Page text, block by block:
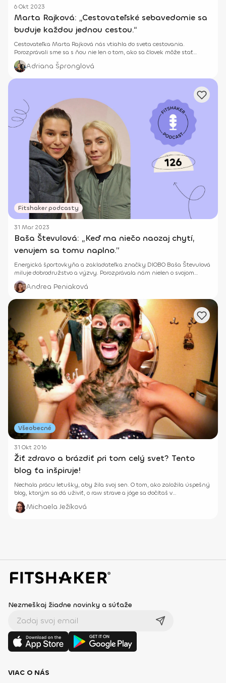
6 Okt 2023
Marta Rajková: „Cestovateľské sebavedomie sa
buduje každou jednou cestou.“
Cestovateľka Marta Rajková nás vtiahla do sveta cestovania.
Porozprávali sme sa s ňou nie len o tom, ako sa človek môže stať
cestovateľom, ale aj ako sa buduje cestovateľské sebavedomie?
Dozvieš sa aj to, aké je to cestovať s blond vlasmi po Ázii.
Adriana Špronglová
Fitshaker podcasty
31 Mar 2023
Baša Števulová: „Keď ma niečo naozaj chytí,
venujem sa tomu naplno.”
Energická športovkyňa a zakladateľka značky DIOBO Baša Števulová
miluje dobrodružstvo a výzvy. Porozprávala nám nielen o svojom
aktívnom živote, ale aj o tom, ako krásne prepája cestovanie, šport a
spoločné chvíle s rodinou.
Andrea Peniaková
Všeobecné
31 Okt 2016
Žiť zdravo a brázdiť pri tom celý svet? Tento
blog ťa inšpiruje!
Nechala prácu letušky, aby žila svoj sen. O tom, ako založila úspešný
blog, ktorým sa dá uživiť, o raw strave a jóge sa dočítaš v
inšpiratívnom rozhovore.
Michaela Ježíková
Nezmeškaj žiadne novinky a súťaže
VIAC O NÁS